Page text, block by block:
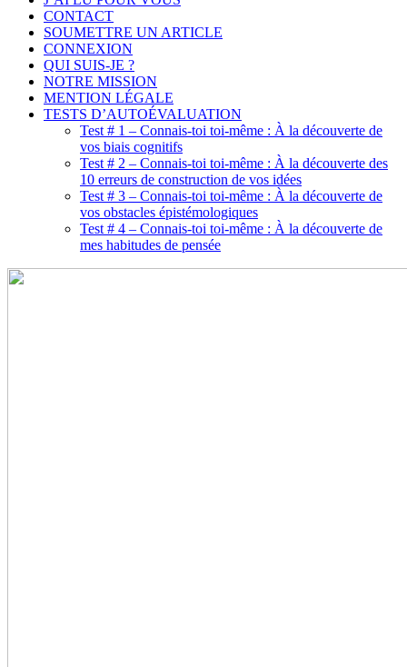
CONTACT
SOUMETTRE UN ARTICLE
CONNEXION
QUI SUIS-JE ?
NOTRE MISSION
MENTION LÉGALE
TESTS D’AUTOÉVALUATION
Test # 1 – Connais-toi toi-même : À la découverte de
vos biais cognitifs
Test # 2 – Connais-toi toi-même : À la découverte des
10 erreurs de construction de vos idées
Test # 3 – Connais-toi toi-même : À la découverte de
vos obstacles épistémologiques
Test # 4 – Connais-toi toi-même : À la découverte de
mes habitudes de pensée